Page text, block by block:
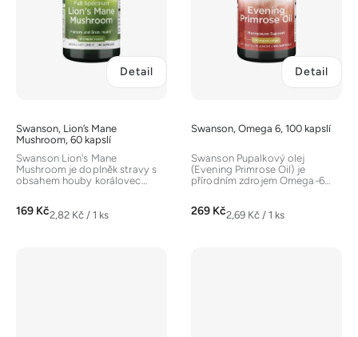
Swanson, Lion’s Mane
Mushroom, 60 kapslí
169 KčMěrná
2,82 Kč / 1 ks
Detail
Swanson Lion's Mane
Mushroom je doplněk stravy s
obsahem houby korálovec
Swanson, Omega 6, 100 kapslí
269 KčMěrná
2,69 Kč / 1 ks
Detail
Swanson Pupalkový olej
(Evening Primrose Oil) je
přírodním zdrojem Omega-6